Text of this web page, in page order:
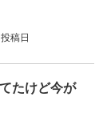
投稿日
たけど今が